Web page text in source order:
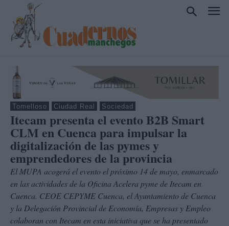
Tomelloso Ciudad Real Sociedad
Itecam presenta el evento B2B Smart
CLM en Cuenca para impulsar la
digitalización de las pymes y
emprendedores de la provincia
El MUPA acogerá el evento el próximo 14 de mayo, enmarcado
en las actividades de la Oficina Acelera pyme de Itecam en
Cuenca. CEOE CEPYME Cuenca, el Ayuntamiento de Cuenca
y la Delegación Provincial de Economía, Empresas y Empleo
colaboran con Itecam en esta iniciativa que se ha presentado